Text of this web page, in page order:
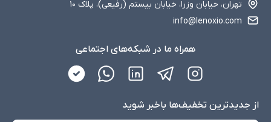
تهران، خیابان وزرا، خیابان بیستم (رفیعی)، پلاک ۱۰
info@lenoxio.com
همراه ما در شبکه‌های اجتماعی
از جدید‌ترین تخفیف‌ها با‌خبر شوید